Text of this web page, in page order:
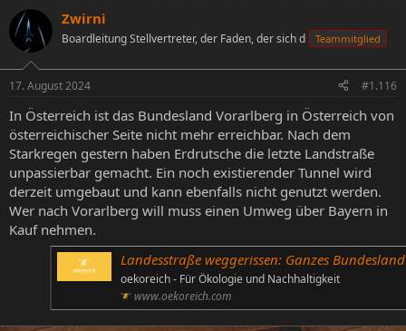
Zwirni
Boardleitung Stellvertreter, der Faden, der sich d Teammitglied
17. August 2024 #1.116
In Österreich ist das Bundesland Vorarlberg in Österreich von
österreichischer Seite nicht mehr erreichbar. Nach dem
Starkregen gestern haben Erdrutsche die letzte Landstraße
unpassierbar gemacht. Ein noch existierender Tunnel wird
derzeit umgebaut und kann ebenfalls nicht genutzt werden.
Wer nach Vorarlberg will muss einen Umweg über Bayern in
Kauf nehmen.
Landesstraße weggerissen: Ganzes Bundesland nach Unwettern nicht
oekoreich - Für Ökologie und Nachhaltigkeit
www.oekoreich.com